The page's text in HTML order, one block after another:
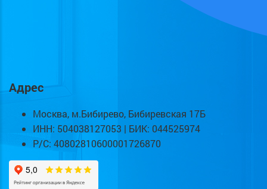
Адрес
Москва, м.Бибирево, Бибиревская 17Б
ИНН: 504038127053 | БИК: 044525974
Р/С: 40802810600001726870